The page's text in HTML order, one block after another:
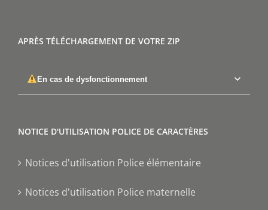
APRÈS TÉLÉCHARGEMENT DE VOTRE ZIP
En cas de dysfonctionnement
NOTICE D'UTILISATION POLICE DE CARACTÈRES
Notices d'utilisation Police élémentaire
Notices d'utilisation Police maternelle